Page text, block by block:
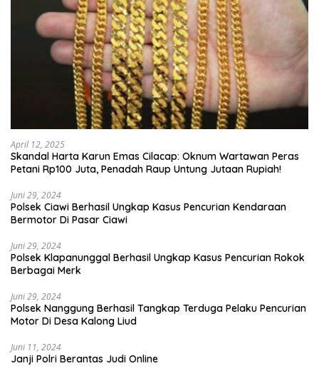
April 12, 2025
Skandal Harta Karun Emas Cilacap: Oknum Wartawan Peras
Petani Rp100 Juta, Penadah Raup Untung Jutaan Rupiah!
Juni 29, 2024
Polsek Ciawi Berhasil Ungkap Kasus Pencurian Kendaraan
Bermotor Di Pasar Ciawi
Juni 29, 2024
Polsek Klapanunggal Berhasil Ungkap Kasus Pencurian Rokok
Berbagai Merk
Juni 29, 2024
Polsek Nanggung Berhasil Tangkap Terduga Pelaku Pencurian
Motor Di Desa Kalong Liud
Juni 11, 2024
Janji Polri Berantas Judi Online